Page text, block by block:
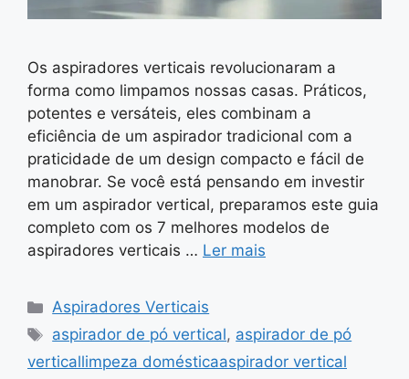
Os aspiradores verticais revolucionaram a
forma como limpamos nossas casas. Práticos,
potentes e versáteis, eles combinam a
eficiência de um aspirador tradicional com a
praticidade de um design compacto e fácil de
manobrar. Se você está pensando em investir
em um aspirador vertical, preparamos este guia
completo com os 7 melhores modelos de
aspiradores verticais … Ler mais
Categorias
Aspiradores Verticais
Tags
aspirador de pó vertical, aspirador de pó
verticallimpeza domésticaaspirador vertical